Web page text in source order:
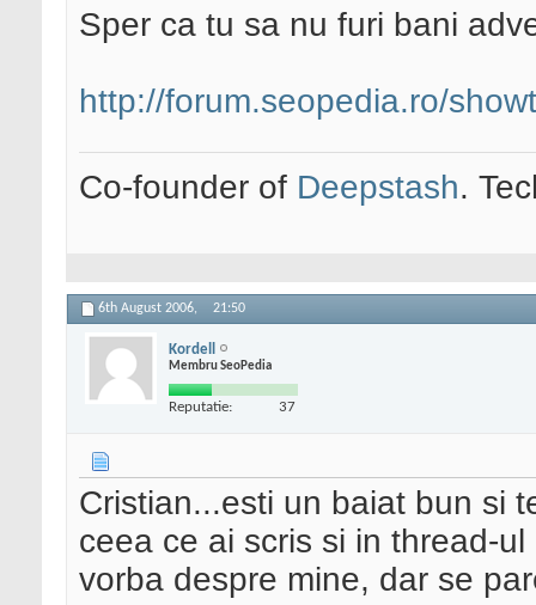
Sper ca tu sa nu furi bani
http://forum.seopedia.ro/
Co-founder of Deepstash.
6th August 2006, 21:50
Kordell
Membru SeoPedia
Reputatie: 37
Cristian...esti un baiat bun si
ceea ce ai scris si in thread-
vorba despre mine, dar se